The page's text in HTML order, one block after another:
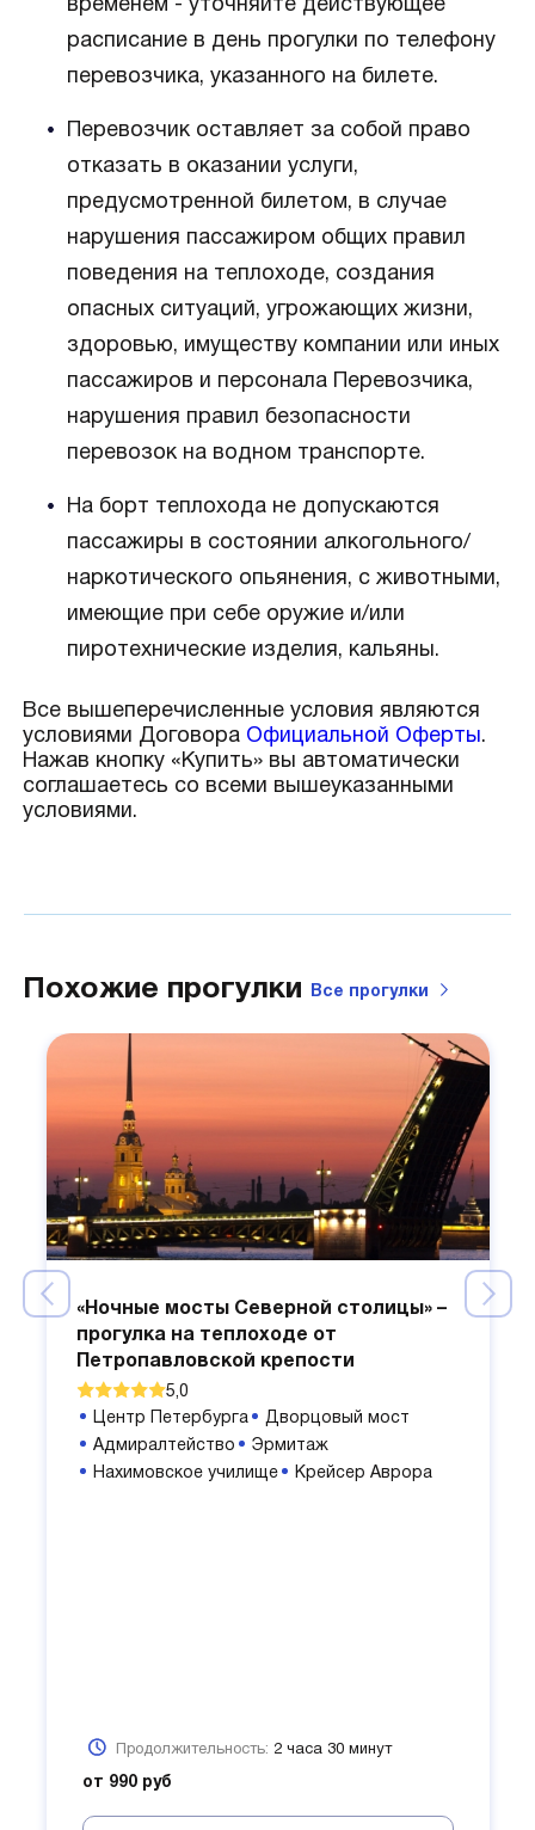
временем - уточняйте действующее
расписание в день прогулки по телефону
перевозчика, указанного на билете.
Перевозчик оставляет за собой право
отказать в оказании услуги,
предусмотренной билетом, в случае
нарушения пассажиром общих правил
поведения на теплоходе, создания
опасных ситуаций, угрожающих жизни,
здоровью, имуществу компании или иных
пассажиров и персонала Перевозчика,
нарушения правил безопасности
перевозок на водном транспорте.
На борт теплохода не допускаются
пассажиры в состоянии алкогольного/
наркотического опьянения, с животными,
имеющие при себе оружие и/или
пиротехнические изделия, кальяны.
Все вышеперечисленные условия являются
условиями Договора Официальной Оферты.
Нажав кнопку «Купить» вы автоматически
соглашаетесь со всеми вышеуказанными
условиями.
Похожие прогулки Все прогулки
«Ночные мосты Северной столицы» –
прогулка на теплоходе от
Петропавловской крепости
5,0
Центр Петербурга
Дворцовый мост
Адмиралтейство
Эрмитаж
Нахимовское училище
Крейсер Аврора
Продолжительность: 2 часа 30 минут
от 990 руб